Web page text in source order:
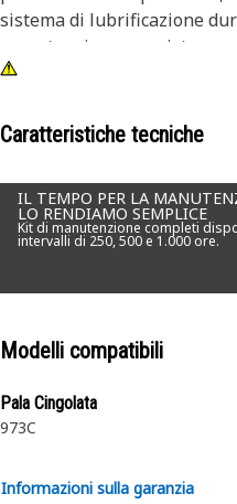
sistema di lubrificazione
manutenzione e
Caratteristiche tecniche
IL TEMPO PER LA
LO RENDIAMO SEMPLICE
Kit di manutenzione completi
intervalli di 250, 500 e 1.000 ore.
Modelli compatibili
Pala Cingolata
973C
Informazioni sulla garanzia